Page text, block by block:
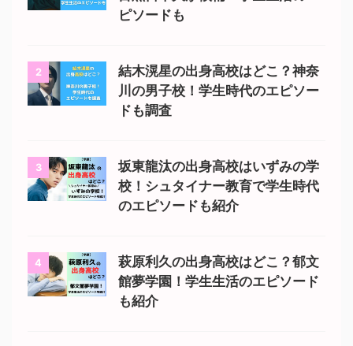
ピソードも
2
結木滉星の出身高校はどこ？神奈
川の男子校！学生時代のエピソー
ドも調査
3
坂東龍汰の出身高校はいずみの学
校！シュタイナー教育で学生時代
のエピソードも紹介
4
萩原利久の出身高校はどこ？郁文
館夢学園！学生生活のエピソード
も紹介